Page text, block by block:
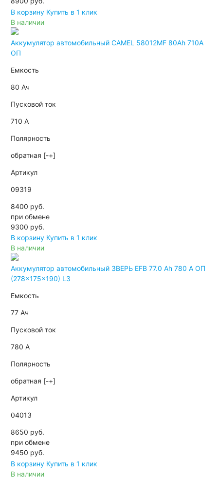
В корзину Купить в 1 клик
В наличии
Аккумулятор автомобильный CAMEL 58012MF 80Ah 710A
ОП
Емкость
80 Ач
Пусковой ток
710 А
Полярность
обратная [-+]
Артикул
09319
8400 руб.
при обмене
9300 руб.
В корзину Купить в 1 клик
В наличии
Аккумулятор автомобильный ЗВЕРЬ EFB 77.0 Ah 780 А ОП
(278x175x190) L3
Емкость
77 Ач
Пусковой ток
780 А
Полярность
обратная [-+]
Артикул
04013
8650 руб.
при обмене
9450 руб.
В корзину Купить в 1 клик
В наличии